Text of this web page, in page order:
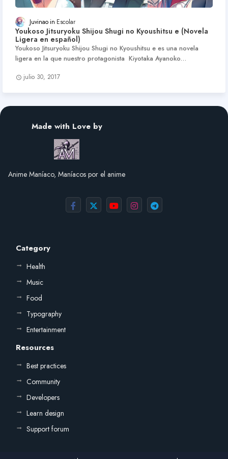
Juvinao Escolar
Youkoso Jitsuryoku Shijou Shugi no Kyoushitsu e (Novela
Ligera en español)
Youkoso Jitsuryoku Shijou Shugi no Kyoushitsu e es una novela
ligera en la que nuestro protagonista Kiyotaka Ayanoko…
julio 30, 2017
Made with Love by
Anime Maníaco, Maníacos por el anime
Category
Health
Music
Food
Typography
Entertainment
Resources
Best practices
Community
Developers
Learn design
Support forum